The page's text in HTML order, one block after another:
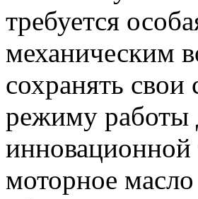
требуется
механическим
сохранять свои
режиму работы
моторное